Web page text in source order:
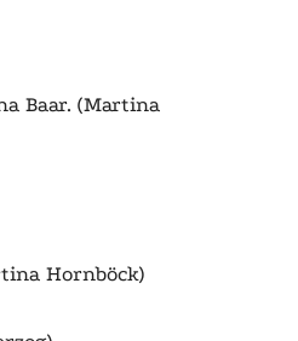
Baar. (Martina
Hornböck)